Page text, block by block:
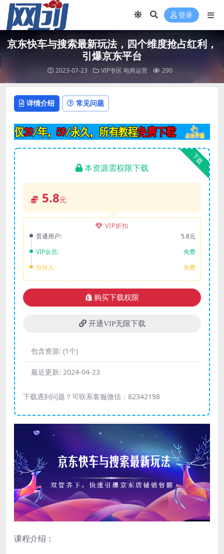
登录
京东快车与搜索最新玩法，四个维度抢占红利，
引爆京东平台
2023-07-23 VIP专区 电商运营 290
详情介绍 常见问题
下载
本资源需权限下载
5.8元
VIP折扣
普通用户:
5.8元
VIP会员:
免费
合伙人:
免费
购买下载权限
开通VIP无限下载
包含资源: (1个)
最近更新: 2024-04-23
下载遇到问题？可联系客服微信：82342198
课程介绍：